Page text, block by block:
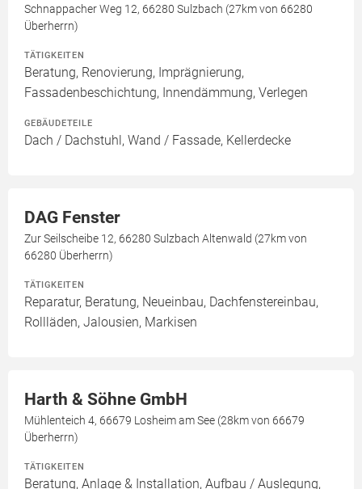
Schnappacher Weg 12, 66280 Sulzbach (27km von 66280
Überherrn)
TÄTIGKEITEN
Beratung, Renovierung, Imprägnierung,
Fassadenbeschichtung, Innendämmung, Verlegen
GEBÄUDETEILE
Dach / Dachstuhl, Wand / Fassade, Kellerdecke
DAG Fenster
Zur Seilscheibe 12, 66280 Sulzbach Altenwald (27km von
66280 Überherrn)
TÄTIGKEITEN
Reparatur, Beratung, Neueinbau, Dachfenstereinbau,
Rollläden, Jalousien, Markisen
Harth & Söhne GmbH
Mühlenteich 4, 66679 Losheim am See (28km von 66679
Überherrn)
TÄTIGKEITEN
Beratung, Anlage & Installation, Aufbau / Auslegung,